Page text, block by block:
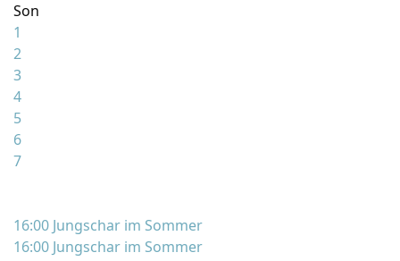
Son
1
2
3
4
5
6
7
16:00 Jungschar im Sommer
16:00 Jungschar im Sommer